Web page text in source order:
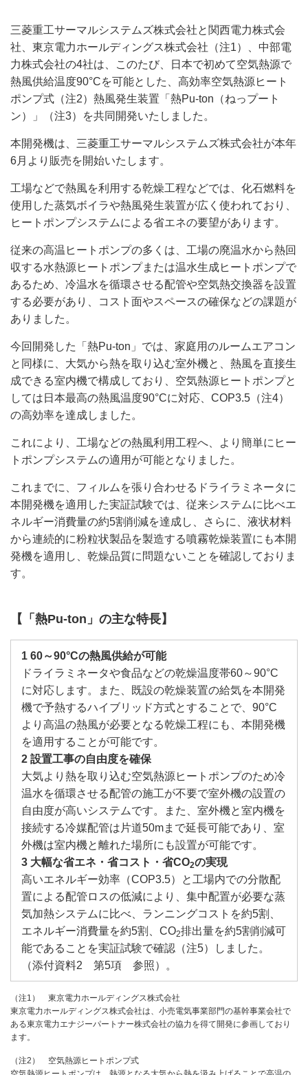
三菱重工サーマルシステムズ株式会社と関西電力株式会
社、東京電力ホールディングス株式会社（注1）、中部電
力株式会社の4社は、このたび、日本で初めて空気熱源で
熱風供給温度90°Cを可能とした、高効率空気熱源ヒート
ポンプ式（注2）熱風発生装置「熱Pu-ton（ねっプート
ン）」（注3）を共同開発いたしました。
本開発機は、三菱重工サーマルシステムズ株式会社が本年
6月より販売を開始いたします。
工場などで熱風を利用する乾燥工程などでは、化石燃料を
使用した蒸気ボイラや熱風発生装置が広く使われており、
ヒートポンプシステムによる省エネの要望があります。
従来の高温ヒートポンプの多くは、工場の廃温水から熱回
収する水熱源ヒートポンプまたは温水生成ヒートポンプで
あるため、冷温水を循環させる配管や空気熱交換器を設置
する必要があり、コスト面やスペースの確保などの課題が
ありました。
今回開発した「熱Pu-ton」では、家庭用のルームエアコン
と同様に、大気から熱を取り込む室外機と、熱風を直接生
成できる室内機で構成しており、空気熱源ヒートポンプと
しては日本最高の熱風温度90°Cに対応、COP3.5（注4）
の高効率を達成しました。
これにより、工場などの熱風利用工程へ、より簡単にヒー
トポンプシステムの適用が可能となりました。
これまでに、フィルムを張り合わせるドライラミネータに
本開発機を適用した実証試験では、従来システムに比べエ
ネルギー消費量の約5割削減を達成し、さらに、液状材料
から連続的に粉粒状製品を製造する噴霧乾燥装置にも本開
発機を適用し、乾燥品質に問題ないことを確認しておりま
す。
【「熱Pu-ton」の主な特長】
1 60～90°Cの熱風供給が可能
ドライラミネータや食品などの乾燥温度帯60～90°C
に対応します。また、既設の乾燥装置の給気を本開発
機で予熱するハイブリッド方式とすることで、90°C
より高温の熱風が必要となる乾燥工程にも、本開発機
を適用することが可能です。
2 設置工事の自由度を確保
大気より熱を取り込む空気熱源ヒートポンプのため冷
温水を循環させる配管の施工が不要で室外機の設置の
自由度が高いシステムです。また、室外機と室内機を
接続する冷媒配管は片道50mまで延長可能であり、室
外機は室内機と離れた場所にも設置が可能です。
3 大幅な省エネ・省コスト・省CO2の実現
高いエネルギー効率（COP3.5）と工場内での分散配
置による配管ロスの低減により、集中配置が必要な蒸
気加熱システムに比べ、ランニングコストを約5割、
エネルギー消費量を約5割、CO2排出量を約5割削減可
能であることを実証試験で確認（注5）しました。
（添付資料2 第5項 参照）。
（注1） 東京電力ホールディングス株式会社
東京電力ホールディングス株式会社は、小売電気事業部門の基幹事業会社で
ある東京電力エナジーパートナー株式会社の協力を得て開発に参画しており
ます。
（注2） 空気熱源ヒートポンプ式